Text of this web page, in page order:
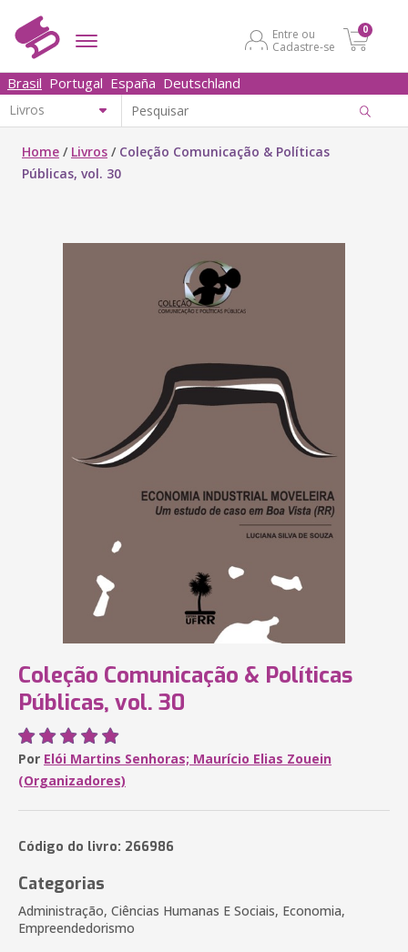
Entre ou
Cadastre-se
0
Brasil Portugal España Deutschland
Home / Livros / Coleção Comunicação & Políticas
Públicas, vol. 30
Coleção Comunicação & Políticas
Públicas, vol. 30
Por Elói Martins Senhoras; Maurício Elias Zouein
(Organizadores)
Código do livro: 266986
Categorias
Administração, Ciências Humanas E Sociais, Economia,
Empreendedorismo